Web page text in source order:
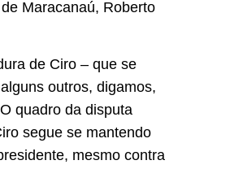
Maracanaú, Roberto
de Ciro – que se
outros, digamos,
quadro da disputa
segue se mantendo
mesmo contra